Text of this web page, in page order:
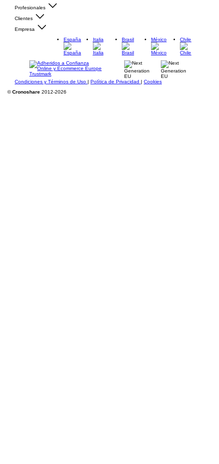
Profesionales
Clientes
Empresa
España
Italia Brasil México Chile
Condiciones y Términos de Uso | Política de Privacidad | Cookies
©Cronoshare 2012-2026